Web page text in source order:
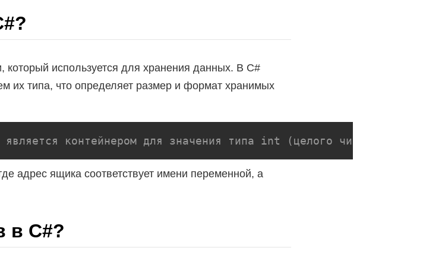
используется для хранения данных. В C#
их типа, что определяет размер и формат хранимых
контейнером для значения типа int (целого числа)
адрес ящика соответствует имени переменной, а
в C#?